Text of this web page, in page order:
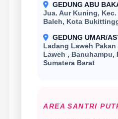
GEDUNG ABU
Jua. Aur Kuning,
Baleh, Kota
GEDUNG UMAR/
Ladang Laweh
Laweh , Banuhampu,
Sumatera Barat
AREA SANTRI